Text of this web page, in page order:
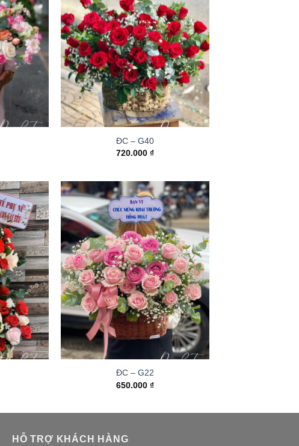
ĐC – G40
720.000 ₫
ĐC – G22
650.000 ₫
HỖ TRỢ KHÁCH HÀNG